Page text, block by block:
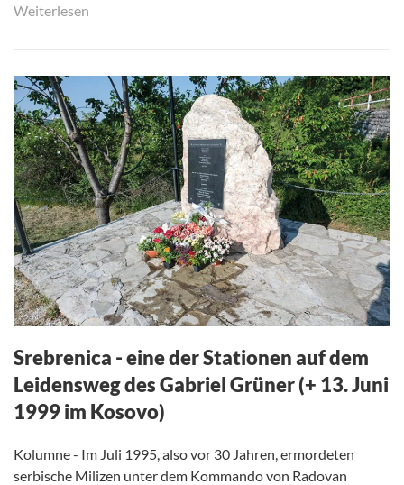
Weiterlesen
Srebrenica - eine der Stationen auf dem
Leidensweg des Gabriel Grüner (+ 13. Juni
1999 im Kosovo)
Kolumne - Im Juli 1995, also vor 30 Jahren, ermordeten
serbische Milizen unter dem Kommando von Radovan